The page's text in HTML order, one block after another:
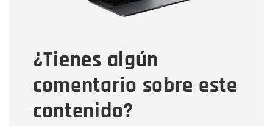
¿Tienes algún
comentario sobre este
contenido?
Tipo de comentario
Mensaje